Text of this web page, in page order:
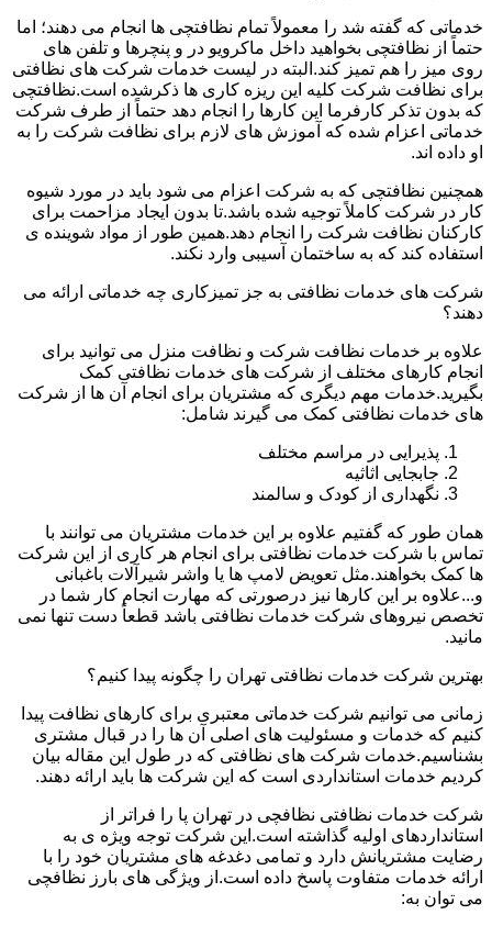
خدماتی که گفته شد را معمولاً تمام نظافتچی ها انجام می دهند؛ اما
حتماً از نظافتچی بخواهید داخل ماکرویو در و پنچرها و تلفن های
روی میز را هم تمیز کند.البته در لیست خدمات شرکت های نظافتی
برای نظافت شرکت کلیه این ریزه کاری ها ذکرشده است.نظافتچی
که بدون تذکر کارفرما این کارها را انجام دهد حتماً از طرف شرکت
خدماتی اعزام شده که آموزش های لازم برای نظافت شرکت را به
او داده اند.
همچنین نظافتچی که به شرکت اعزام می شود باید در مورد شیوه
کار در شرکت کاملاً توجیه شده باشد.تا بدون ایجاد مزاحمت برای
کارکنان نظافت شرکت را انجام دهد.همین طور از مواد شوینده ی
استفاده کند که به ساختمان آسیبی وارد نکند.
شرکت های خدمات نظافتی به جز تمیزکاری چه خدماتی ارائه می
دهند؟
علاوه بر خدمات نظافت شرکت و نظافت منزل می توانید برای
انجام کارهای مختلف از شرکت های خدمات نظافتی کمک
بگیرید.خدمات مهم دیگری که مشتریان برای انجام آن ها از شرکت
های خدمات نظافتی کمک می گیرند شامل:
پذیرایی در مراسم مختلف
جابجایی اثاثیه
نگهداری از کودک و سالمند
همان طور که گفتیم علاوه بر این خدمات مشتریان می توانند با
تماس با شرکت خدمات نظافتی برای انجام هر کاری از این شرکت
ها کمک بخواهند.مثل تعویض لامپ ها یا واشر شیرآلات باغبانی
و...علاوه بر این کارها نیز درصورتی که مهارت انجام کار شما در
تخصص نیروهای شرکت خدمات نظافتی باشد قطعاً دست تنها نمی
مانید.
بهترین شرکت خدمات نظافتی تهران را چگونه پیدا کنیم؟
زمانی می توانیم شرکت خدماتی معتبری برای کارهای نظافت پیدا
کنیم که خدمات و مسئولیت های اصلی آن ها را در قبال مشتری
بشناسیم.خدمات شرکت های نظافتی که در طول این مقاله بیان
کردیم خدمات استانداردی است که این شرکت ها باید ارائه دهند.
شرکت خدمات نظافتی نظافچی در تهران پا را فراتر از
استانداردهای اولیه گذاشته است.این شرکت توجه ویژه ی به
رضایت مشتریانش دارد و تمامی دغدغه های مشتریان خود را با
ارائه خدمات متفاوت پاسخ داده است.از ویژگی های بارز نظافچی
می توان به: